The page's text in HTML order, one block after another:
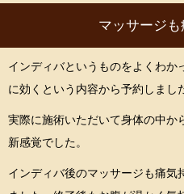
マッサージも
インディバというものをよくわか
に効くという内容から予約しまし
実際に施術いただいて身体の中か
新感覚でした。
インディバ後のマッサージも痛気